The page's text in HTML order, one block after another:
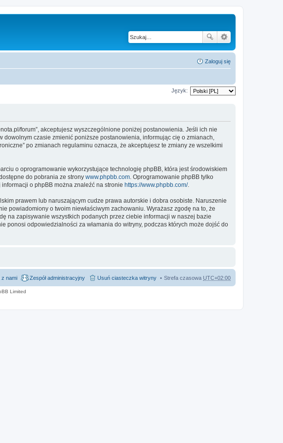
Zaloguj się
Język:
forum”, akceptujesz wyszczególnione poniżej postanowienia. Jeśli ich nie
dowolnym czasie zmienić poniższe postanowienia, informując cię o zmianach,
po zmianach regulaminu oznacza, że akceptujesz te zmiany ze wszelkimi
o oprogramowanie wykorzystujące technologię phpBB, która jest środowiskiem
do pobrania ze strony www.phpbb.com . Oprogramowanie phpBB tylko
o phpBB można znaleźć na stronie https://www.phpbb.com/.
prawem lub naruszającym cudze prawa autorskie i dobra osobiste. Naruszenie
powiadomiony o twoim niewłaściwym zachowaniu. Wyrażasz zgodę na to, że
na zapisywanie wszystkich podanych przez ciebie informacji w naszej bazie
ponosi odpowiedzialności za włamania do witryny, podczas których może dojść do
Strefa czasowa UTC+02:00
Usuń ciasteczka witryny
Zespół administracyjny
z nami
Limited